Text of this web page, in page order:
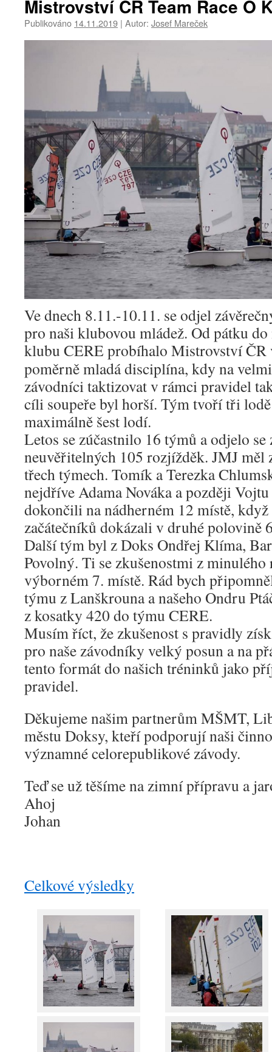
Mistrovství ČR Team Race O
Publikováno 14.11.2019 | Autor: Josef Mareček
Ve dnech 8.11.-10.11. se odjel
pro naši klubovou mládež. Od pátku do
klubu CERE probíhalo Mistrovství ČR
poměrně mladá disciplína, kdy na
závodníci taktizovat v rámci pravidel
cíli soupeře byl horší. Tým tvoří tři
maximálně šest lodí.
Letos se zúčastnilo 16 týmů a odjelo se
neuvěřitelných 105 rozjížděk. JMJ měl
třech týmech. Tomík a Terezka
nejdříve Adama Nováka a později
dokončili na nádherném 12 místě,
začátečníků dokázali v druhé polovině
Další tým byl z Doks Ondřej Klíma,
Povolný. Ti se zkušenostmi z
výborném 7. místě. Rád bych
týmu z Lanškrouna a našeho Ondru
z kosatky 420 do týmu CERE.
Musím říct, že zkušenost s pravidly
pro naše závodníky velký posun a na
tento formát do našich tréninků jako
pravidel.
Děkujeme našim partnerům MŠMT,
městu Doksy, kteří podporují naši
významné celorepublikové závody.
Teď se už těšíme na zimní přípravu a
Ahoj
Johan
Celkové výsledky